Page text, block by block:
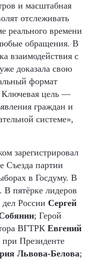
и масштабная
отслеживать
реального времени
обращения. В
взаимодействия с
доказала свою
формат
Ключевая цель —
граждан и
системе»,
зарегистрировал
Съезда партии
в Госдуму. В
В пятёрке лидеров
России Сергей
; Герой
ВГТРК Евгений
Президенте
Львова-Белова;